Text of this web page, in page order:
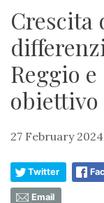
Crescita
Reggio
obiettivo
27 February
Twitter
Email